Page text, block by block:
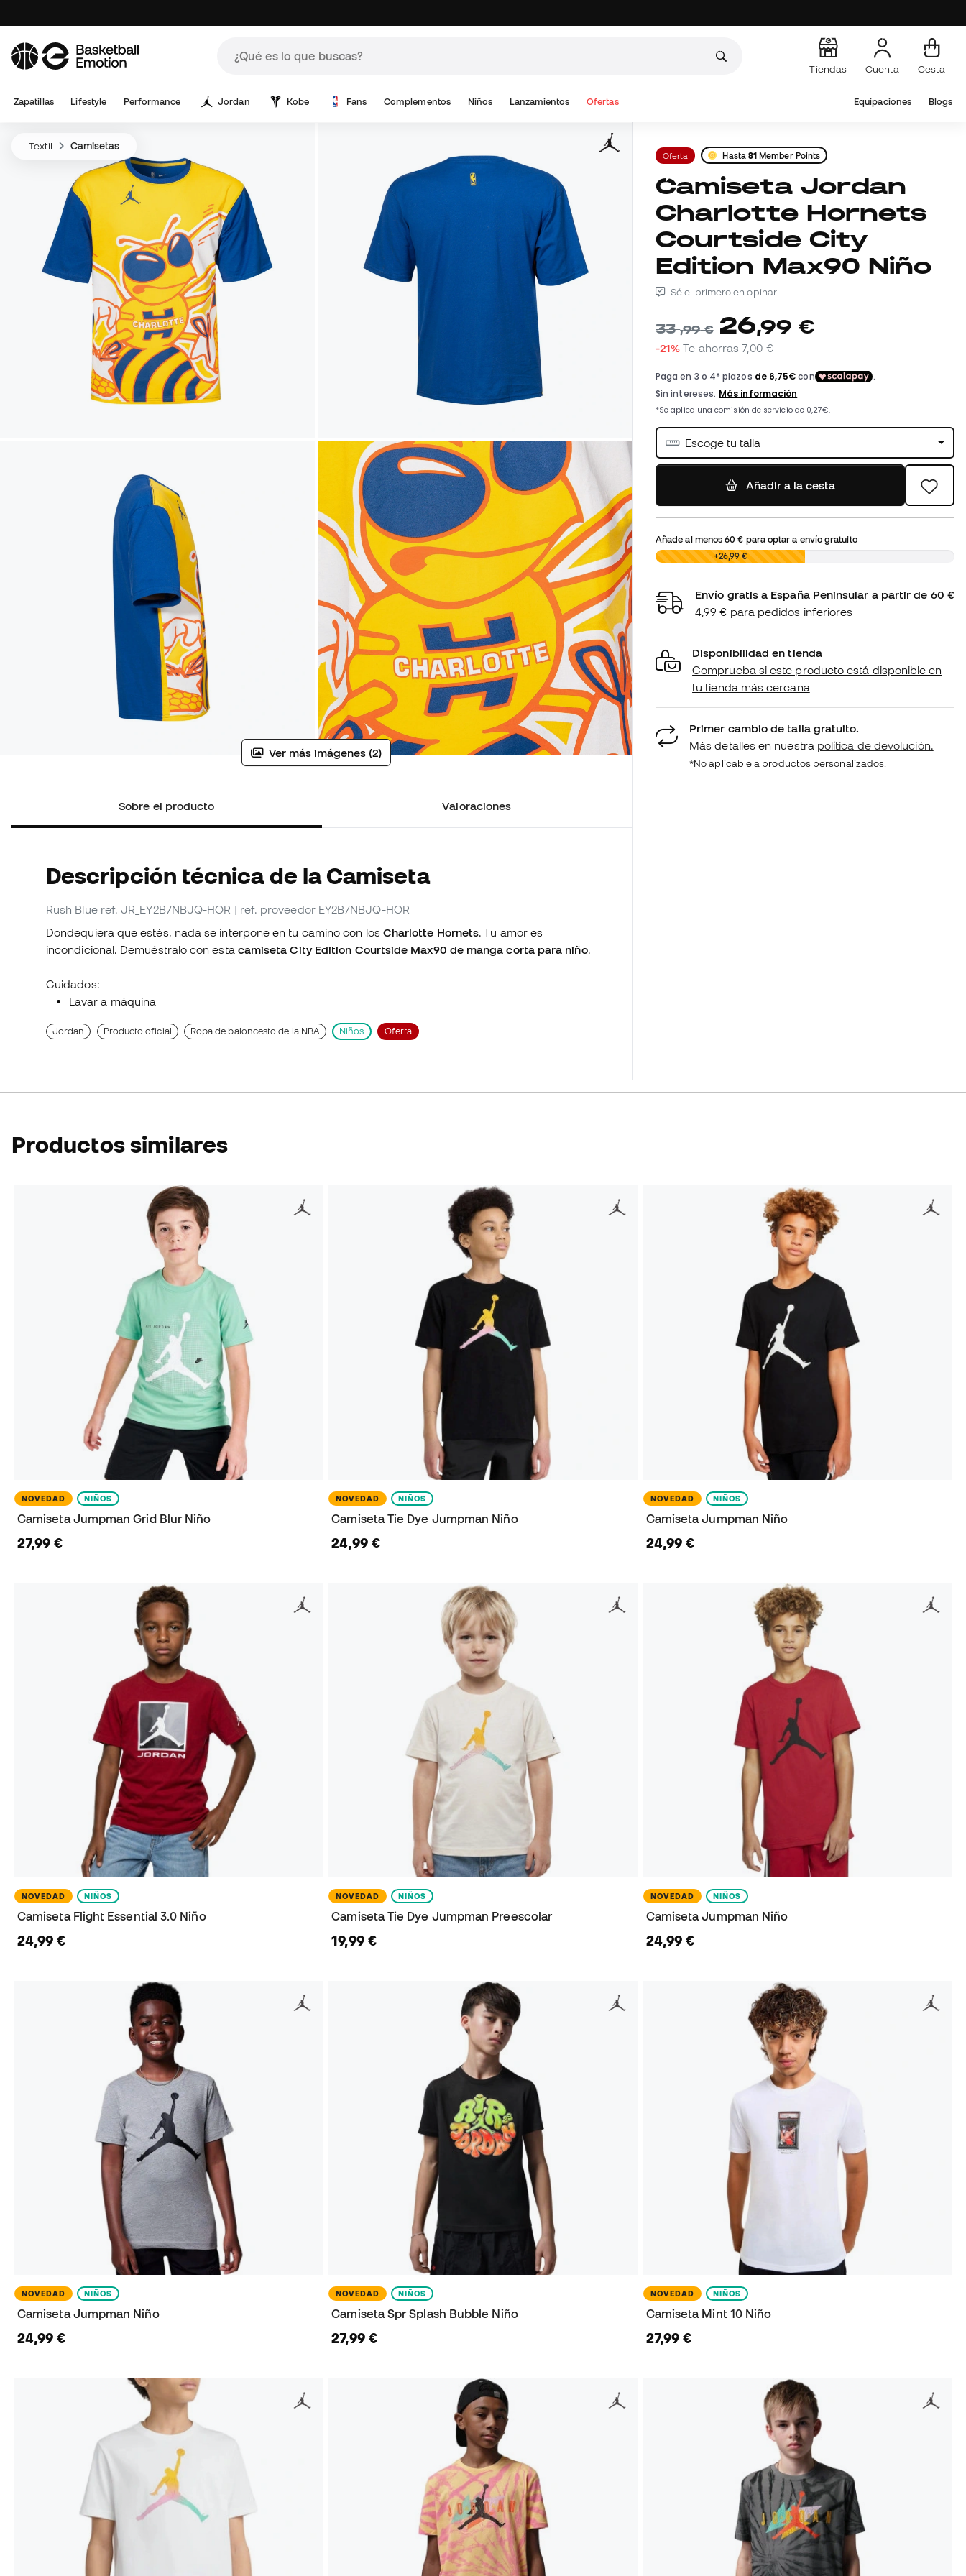
Tiendas Cuenta Cesta
Zapatillas Lifestyle Performance Jordan Kobe Fans Complementos Niños Lanzamientos Ofertas Equipaciones Blogs
Textil Camisetas
Ver más imágenes (2)
Sobre el producto Valoraciones
Descripción técnica de la Camiseta
Rush Blue ref. JR_EY2B7NBJQ-HOR | ref. proveedor EY2B7NBJQ-HOR
Dondequiera que estés, nada se interpone en tu camino con los Charlotte Hornets. Tu amor es
incondicional. Demuéstralo con esta camiseta City Edition Courtside Max90 de manga corta para niño.
Cuidados:
Lavar a máquina
Jordan Producto oficial Ropa de baloncesto de la NBA Niños Oferta
Oferta Hasta 81 Member Points
Camiseta Jordan
Charlotte Hornets
Courtside City
Edition Max90 Niño
Sé el primero en opinar
33,99 € 26,99 €
-21% Te ahorras7,00 €
Escoge tu talla
Añadir a la cesta
Añade al menos60 € para optar a envío gratuito
0,00 € +26,99 €
Envío gratis a España Peninsular a partir de 60 €
4,99 € para pedidos inferiores
Disponibilidad en tienda
Comprueba si este producto está disponible en
tu tienda más cercana
Primer cambio de talla gratuito.
Más detalles en nuestra política de devolución.
*No aplicable a productos personalizados.
Productos similares
NOVEDAD NIÑOS
Camiseta Jumpman Grid Blur Niño
27,99 €
NOVEDAD NIÑOS
Camiseta Tie Dye Jumpman Niño
24,99 €
NOVEDAD NIÑOS
Camiseta Jumpman Niño
24,99 €
NOVEDAD NIÑOS
Camiseta Flight Essential 3.0 Niño
24,99 €
NOVEDAD NIÑOS
Camiseta Tie Dye Jumpman Preescolar
19,99 €
NOVEDAD NIÑOS
Camiseta Jumpman Niño
24,99 €
NOVEDAD NIÑOS
Camiseta Jumpman Niño
24,99 €
NOVEDAD NIÑOS
Camiseta Spr Splash Bubble Niño
27,99 €
NOVEDAD NIÑOS
Camiseta Mint 10 Niño
27,99 €